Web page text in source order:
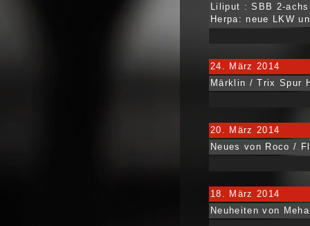
Liliput : SBB 2-
Herpa: neue LKW
24. März 2014
Märklin / Trix Spur
20. März 2014
Neues von Roco /
18. März 2014
Neuheiten von